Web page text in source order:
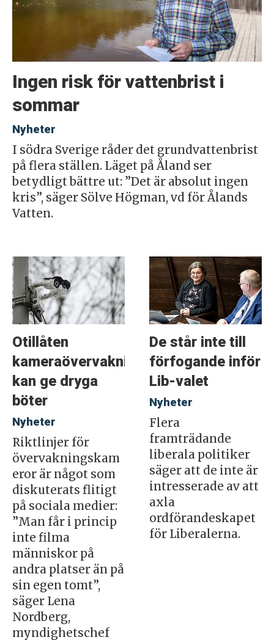
Ingen risk för vattenbrist i
sommar
Nyheter
I södra Sverige råder det grundvattenbrist
på flera ställen. Läget på Åland ser
betydligt bättre ut: ”Det är absolut ingen
kris”, säger Sölve Högman, vd för Ålands
Vatten.
Otillåten
kameraövervakning
kan ge dryga
böter
Nyheter
Riktlinjer för
övervakningskam
eror är något som
diskuterats flitigt
på sociala medier:
”Man får i princip
inte filma
människor på
andra platser än på
sin egen tomt”,
säger Lena
Nordberg,
myndighetschef
De står inte till
förfogande inför
Lib-valet
Nyheter
Flera
framträdande
liberala politiker
säger att de inte är
intresserade av att
axla
ordförandeskapet
för Liberalerna.